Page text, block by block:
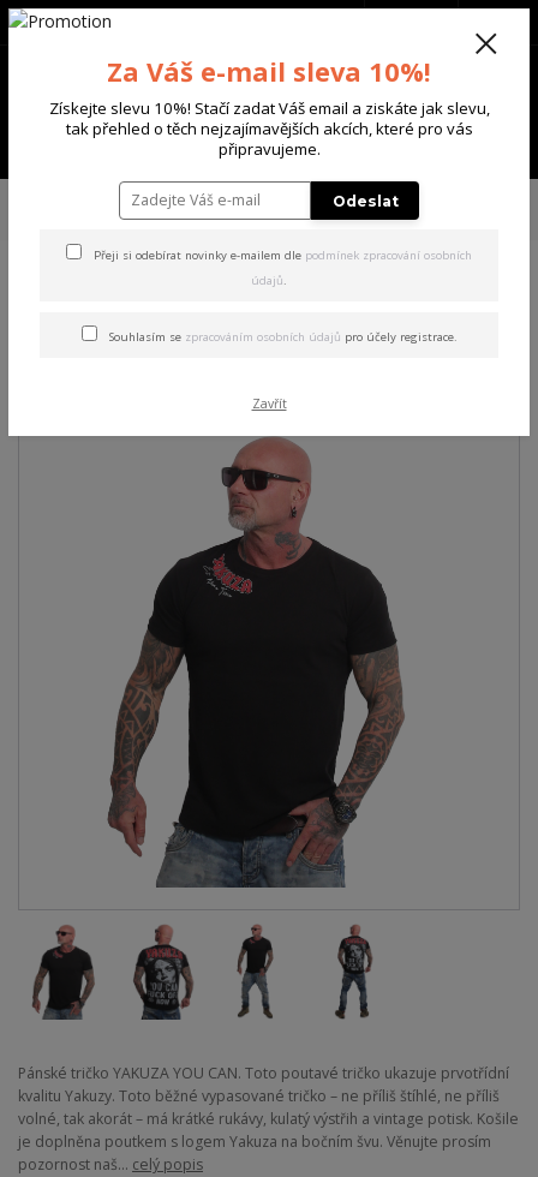
Menu
+420 702 136 620
TRIKA & TÍLKA
Yakuza pánské tričko You Can Regular
Regular T-Shirt
Pánské tričko YAKUZA YOU CAN. Toto poutavé tričko ukazuje prvotřídní
kvalitu Yakuzy. Toto běžné vypasované tričko – ne příliš štíhlé, ne příliš
volné, tak akorát – má krátké rukávy, kulatý výstřih a vintage potisk. Košile
je doplněna poutkem s logem Yakuza na bočním švu. Věnujte prosím
pozornost naš... celý popis
Za Váš e-mail sleva 10%!
Získejte slevu 10%! Stačí zadat Váš email a ziskáte jak slevu,
tak přehled o těch nejzajímavějších akcích, které pro vás
připravujeme.
Odeslat
Přeji si odebírat novinky e-mailem dle podmínek zpracování osobních
údajů.
Souhlasím se zpracováním osobních údajů pro účely registrace.
Zavřít